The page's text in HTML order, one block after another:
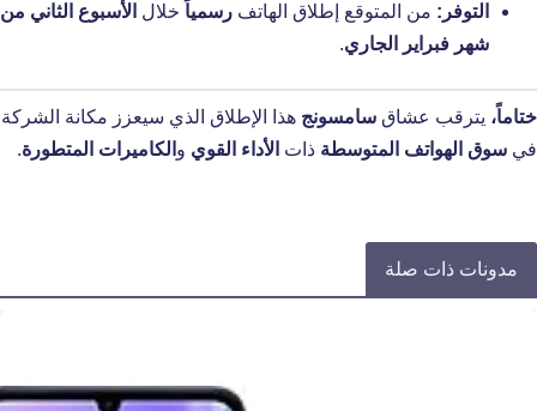
التوفر: من المتوقع إطلاق الهاتف رسمياً خلال الأسبوع الثاني من
شهر فبراير الجاري.
ختاماً، يترقب عشاق سامسونج هذا الإطلاق الذي سيعزز مكانة الشركة
في سوق الهواتف المتوسطة ذات الأداء القوي و الكاميرات المتطورة.
مدونات ذات صلة